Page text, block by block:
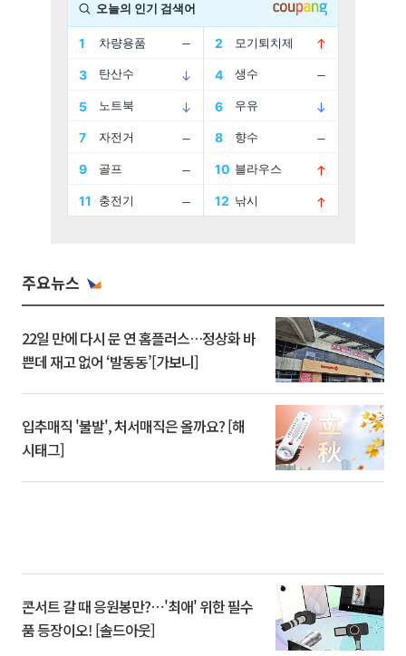
주요뉴스
22일 만에 다시 문 연 홈플러스…정상화 바
쁜데 재고 없어 ‘발동동’[가보니]
입추매직 '불발', 처서매직은 올까요? [해
시태그]
콘서트 갈 때 응원봉만?⋯'최애' 위한 필수
품 등장이오! [솔드아웃]